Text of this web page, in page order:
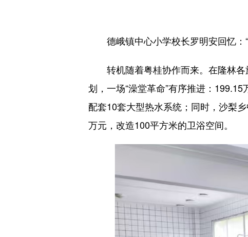
德峨镇中心小学校长罗明安回忆：“
转机随着粤桂协作而来。在隆林各
划，一场“澡堂革命”有序推进：
配套10套大型热水系统；同时，沙梨
万元，改造100平方米的卫浴空间。